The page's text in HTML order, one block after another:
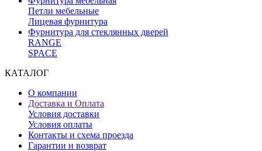
Петли мебельные
Лицевая фурнитура
Фурнитура для стеклянных дверей
RANGE
SPACE
КАТАЛОГ
О компании
Доставка и Оплата
Условия доставки
Условия оплаты
Контакты и схема проезда
Гарантии и возврат